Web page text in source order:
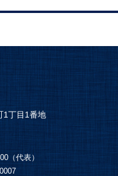
1丁目1番地
（代表）